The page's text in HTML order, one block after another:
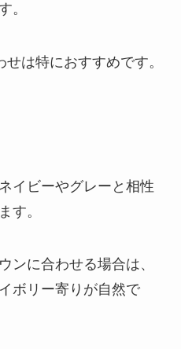
。
は特におすすめです。
イビーやグレーと相性
す。
ンに合わせる場合は、
ボリー寄りが自然で